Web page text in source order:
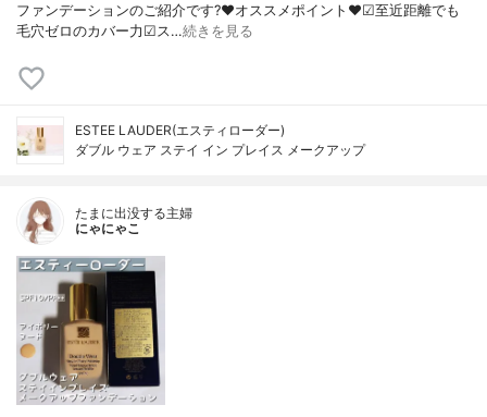
ファンデーションのご紹介です?❤︎オススメポイント❤︎☑︎至近距離でも
毛穴ゼロのカバー力☑︎ス…続きを見る
ESTEE LAUDER(エスティローダー)
ダブル ウェア ステイ イン プレイス メークアップ
たまに出没する主婦
にゃにゃこ